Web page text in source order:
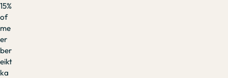
15%
of
me
er
ber
eikt
ka